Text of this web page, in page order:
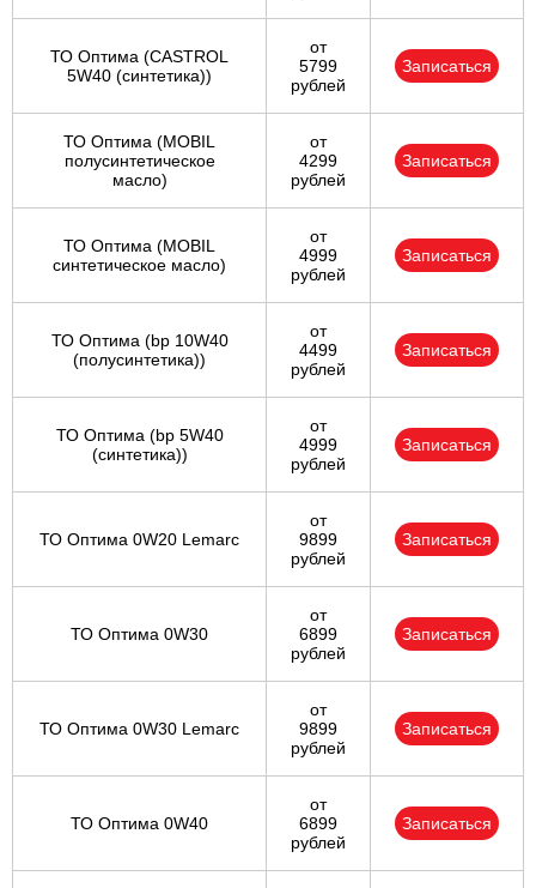
ТО Оптима (CASTROL
5W40 (синтетика))
от
5799
рублей
Записаться
ТО Оптима (MOBIL
полусинтетическое
масло)
от
4299
рублей
Записаться
ТО Оптима (MOBIL
синтетическое масло)
от
4999
рублей
Записаться
ТО Оптима (bp 10W40
(полусинтетика))
от
4499
рублей
Записаться
ТО Оптима (bp 5W40
(синтетика))
от
4999
рублей
Записаться
ТО Оптима 0W20 Lemarc
от
9899
рублей
Записаться
ТО Оптима 0W30
от
6899
рублей
Записаться
ТО Оптима 0W30 Lemarc
от
9899
рублей
Записаться
ТО Оптима 0W40
от
6899
рублей
Записаться